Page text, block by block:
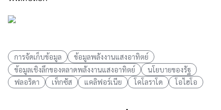
การจัดเก็บข้อมูล
ข้อมูลพลังงานแสงอาทิตย์
ข้อมูลเชิงลึกของตลาดพลังงานแสงอาทิตย์
นโยบายของรัฐ
ฟลอริดา
เท็กซัส แคลิฟอร์เนีย โคโลราโด โอไฮโอ